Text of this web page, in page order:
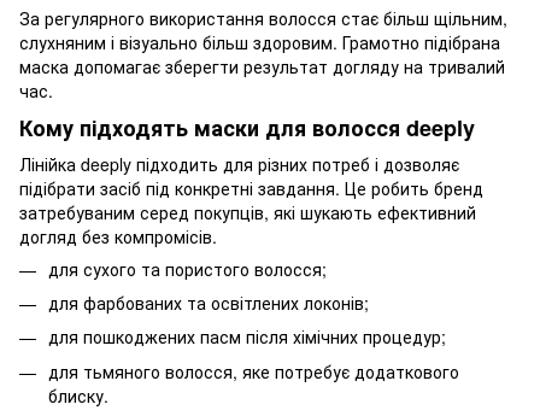
За регулярного використання волосся стає більш щільним,
слухняним і візуально більш здоровим. Грамотно підібрана
маска допомагає зберегти результат догляду на тривалий
час.
Кому підходять маски для волосся deeply
Лінійка deeply підходить для різних потреб і дозволяє
підібрати засіб під конкретні завдання. Це робить бренд
затребуваним серед покупців, які шукають ефективний
догляд без компромісів.
для сухого та пористого волосся;
для фарбованих та освітлених локонів;
для пошкоджених пасм після хімічних процедур;
для тьмяного волосся, яке потребує додаткового
блиску.